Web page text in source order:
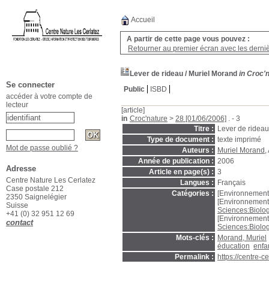
Accueil
A partir de cette page vous pouvez :
Retourner au premier écran avec les
Lever de rideau / Muriel Morand in
Public
ISBD
[article]
in Croc'nature > 28 [01/06/2006] . - 3
Titre :
Lever de rideau
Type de document : texte imprimé
Auteurs :
Muriel Morand ,
Année de publication : 2006
Article en page(s) : 3
Langues :
Français
Catégories :
Mots-clés :
Morand, Muriel
éducation
Permalink :
https://centre-
Se connecter
accéder à votre compte de
lecteur
Mot de passe oublié ?
Adresse
Centre Nature Les Cerlatez
Case postale 212
2350 Saignelégier
Suisse
+41 (0) 32 951 12 69
contact